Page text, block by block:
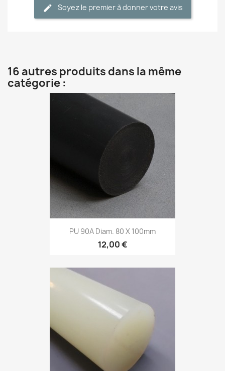
Soyez le premier à donner votre avis
16 autres produits dans la même
catégorie :
PU 90A Diam. 80 X 100mm
12,00 €